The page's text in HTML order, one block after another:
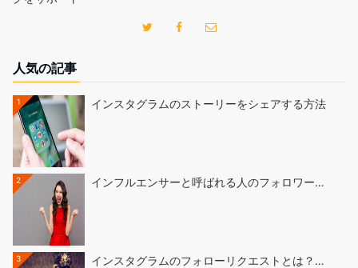
人気の記事
1 インスタグラムのストーリーをシェアする方法
2 インフルエンサーと呼ばれる人のフォロワー…
3 インスタグラムのフォローリクエストとは？…